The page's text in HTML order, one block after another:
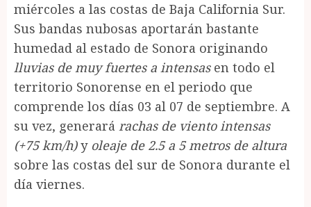
miércoles a las costas de Baja California Sur.
Sus bandas nubosas aportarán bastante
humedad al estado de Sonora originando
lluvias de muy fuertes a intensasen todo el
territorio Sonorense en el periodo que
comprende los días 03 al 07 de septiembre. A
su vez, generará rachas de viento intensas
(+75 km/h)y oleaje de 2.5 a 5 metros de altura
sobre las costas del sur de Sonora durante el
día viernes.